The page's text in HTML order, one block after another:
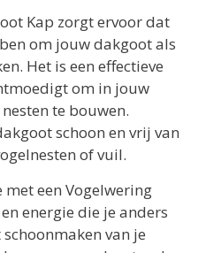
Kap zorgt ervoor dat
om jouw dakgoot als
Het is een effectieve
om in jouw
te bouwen.
schoon en vrij van
of vuil.
een Vogelwering
energie die je anders
van je